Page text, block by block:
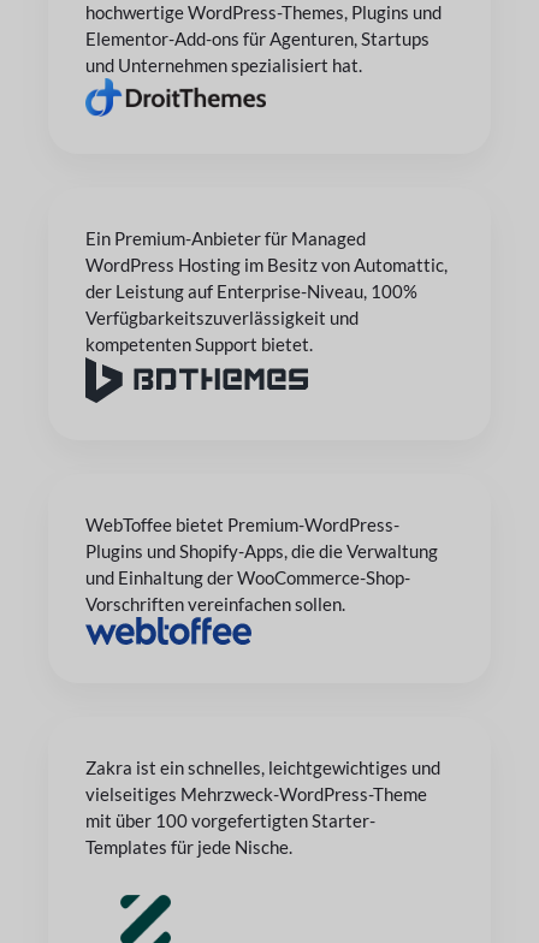
hochwertige WordPress-Themes, Plugins und
Elementor-Add-ons für Agenturen, Startups
und Unternehmen spezialisiert hat.
Ein Premium-Anbieter für Managed
WordPress Hosting im Besitz von Automattic,
der Leistung auf Enterprise-Niveau, 100%
Verfügbarkeitszuverlässigkeit und
kompetenten Support bietet.
WebToffee bietet Premium-WordPress-
Plugins und Shopify-Apps, die die Verwaltung
und Einhaltung der WooCommerce-Shop-
Vorschriften vereinfachen sollen.
Zakra ist ein schnelles, leichtgewichtiges und
vielseitiges Mehrzweck-WordPress-Theme
mit über 100 vorgefertigten Starter-
Templates für jede Nische.